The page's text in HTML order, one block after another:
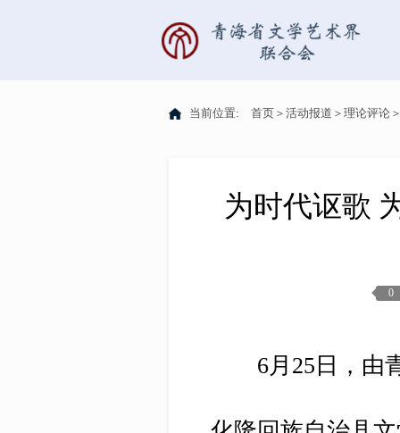
当前位置: 首页＞ 活动报道 ＞ 理论评论
为时代讴歌
0
6月25日，由青